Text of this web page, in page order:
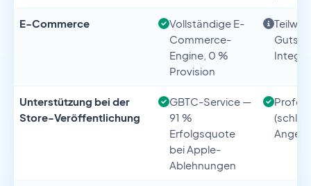
E-Commerce
Vollständige E-
Commerce-
Engine, 0 %
Provision
Unterstützung bei der
Store-Veröffentlichung
GBTC-Service —
91 %
Erfolgsquote
bei Apple-
Ablehnungen